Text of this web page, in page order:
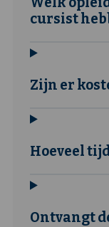
cursist
Zijn er
Hoeveel
Ontvangt